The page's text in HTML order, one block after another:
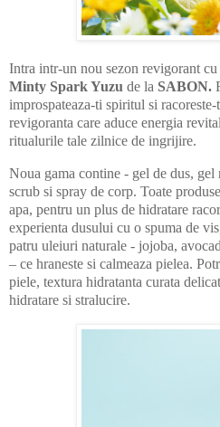
Intra intr-un nou sezon revigorant
Minty Spark Yuzu de la SABON.
improspateaza-ti spiritul si
revigoranta care aduce energia
ritualurile tale zilnice de ingrijire.
Noua gama contine - gel de dus,
scrub si spray de corp. Toate
apa, pentru un plus de hidratare
experienta dusului cu o spuma de
patru uleiuri naturale - jojoba,
– ce hraneste si calmeaza pielea.
piele, textura hidratanta curata
hidratare si stralucire.